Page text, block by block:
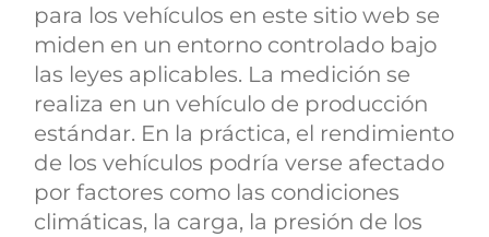
para los vehículos en este sitio web se
miden en un entorno controlado bajo
las leyes aplicables. La medición se
realiza en un vehículo de producción
estándar. En la práctica, el rendimiento
de los vehículos podría verse afectado
por factores como las condiciones
climáticas, la carga, la presión de los